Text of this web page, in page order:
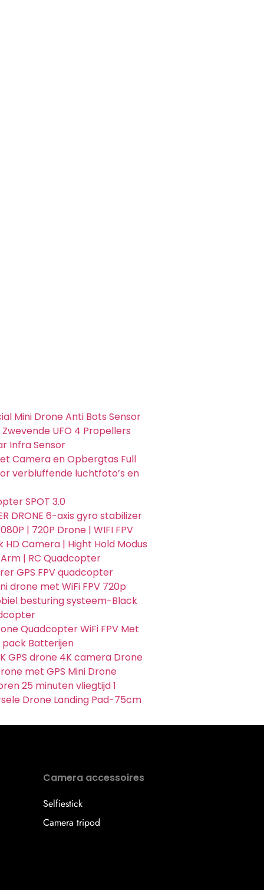
Mini Drone Anti Bots Sensor
UFO 4 Propellers
Infra Sensor
Camera en Opbergtas Full
verbluffende luchtfoto’s en
SPOT 3.0
DRONE 6-axis gyro stabilizer
| 720P Drone | WIFI FPV
Camera | Hight Hold Modus
| RC Quadcopter
GPS FPV quadcopter
drone met WiFi FPV 720p
besturing systeem-Black
Quadcopter WiFi FPV Met
pack Batterijen
GPS drone 4K camera Drone
met GPS Mini Drone
25 minuten vliegtijd 1
Drone Landing Pad-75cm
Camera accessoires
Selfiestick
Camera tripod